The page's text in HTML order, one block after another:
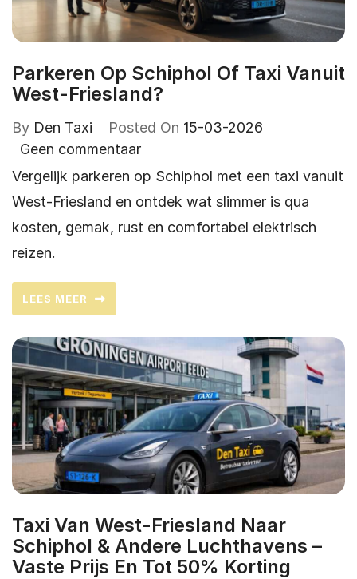
Parkeren Op Schiphol Of Taxi Vanuit
West-Friesland?
By Den Taxi Posted On 15-03-2026
Geen commentaar
Vergelijk parkeren op Schiphol met een taxi vanuit
West-Friesland en ontdek wat slimmer is qua
kosten, gemak, rust en comfortabel elektrisch
reizen.
LEES MEER
Taxi Van West-Friesland Naar
Schiphol & Andere Luchthavens –
Vaste Prijs En Tot 50% Korting